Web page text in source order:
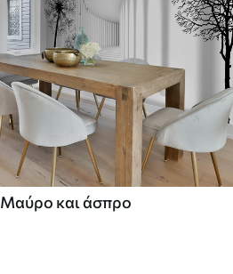
Μαύρο και άσπρο